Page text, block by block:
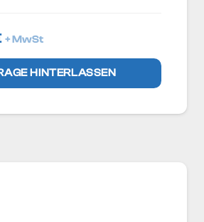
+ MwSt
HINTERLASSEN